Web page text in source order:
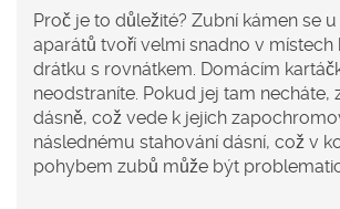
Proč je to důležité? Zubní kámen se
aparátů tvoří velmi snadno v místech
drátku s rovnátkem. Domácím
neodstraníte. Pokud jej tam necháte,
dásně, což vede k jejich
následnému stahování dásní, což v
pohybem zubů může být